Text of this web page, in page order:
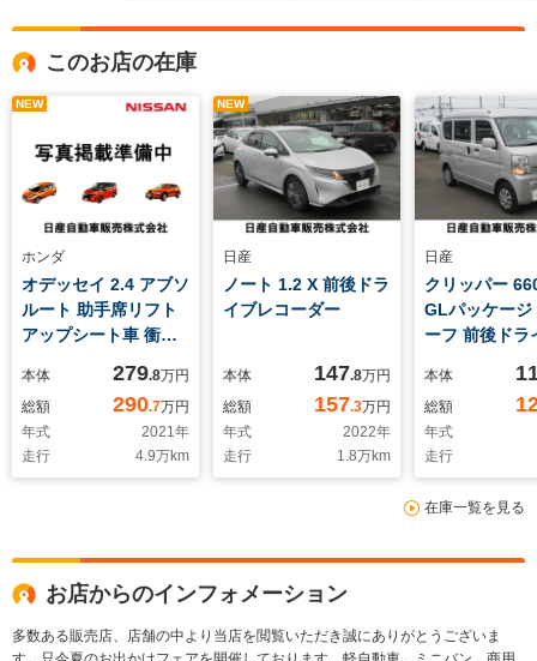
このお店の在庫
NEW
ホンダ
オデッセイ 2.4 アブソ
ルート 助手席リフト
アップシート車 衝突
本体 279.8万円
総額
290.7万円
年式
2021年
走行
4.9万km
NEW
日産
ノート 1.2 X 前後ドラ
イブレコーダー
本体 147.8万円
総額
157.3万円
年式
2022年
走行
1.8万km
日産
クリッパー
GLパッケージ
ーフ 前後ドラ
ライト
本体
総額
年式
走行
在庫一覧を見る
お店からのインフォメーション
多数ある販売店、店舗の中より当店を閲覧いただき誠にありがとうございま